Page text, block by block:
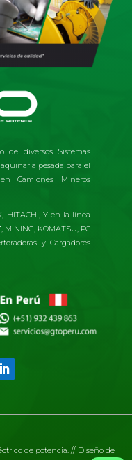
de diversos Sistemas
pesada para el
Camiones Mineros
HITACHI, Y en la línea
MINING, KOMATSU, PC
y Cargadores
de potencia. // Diseño de